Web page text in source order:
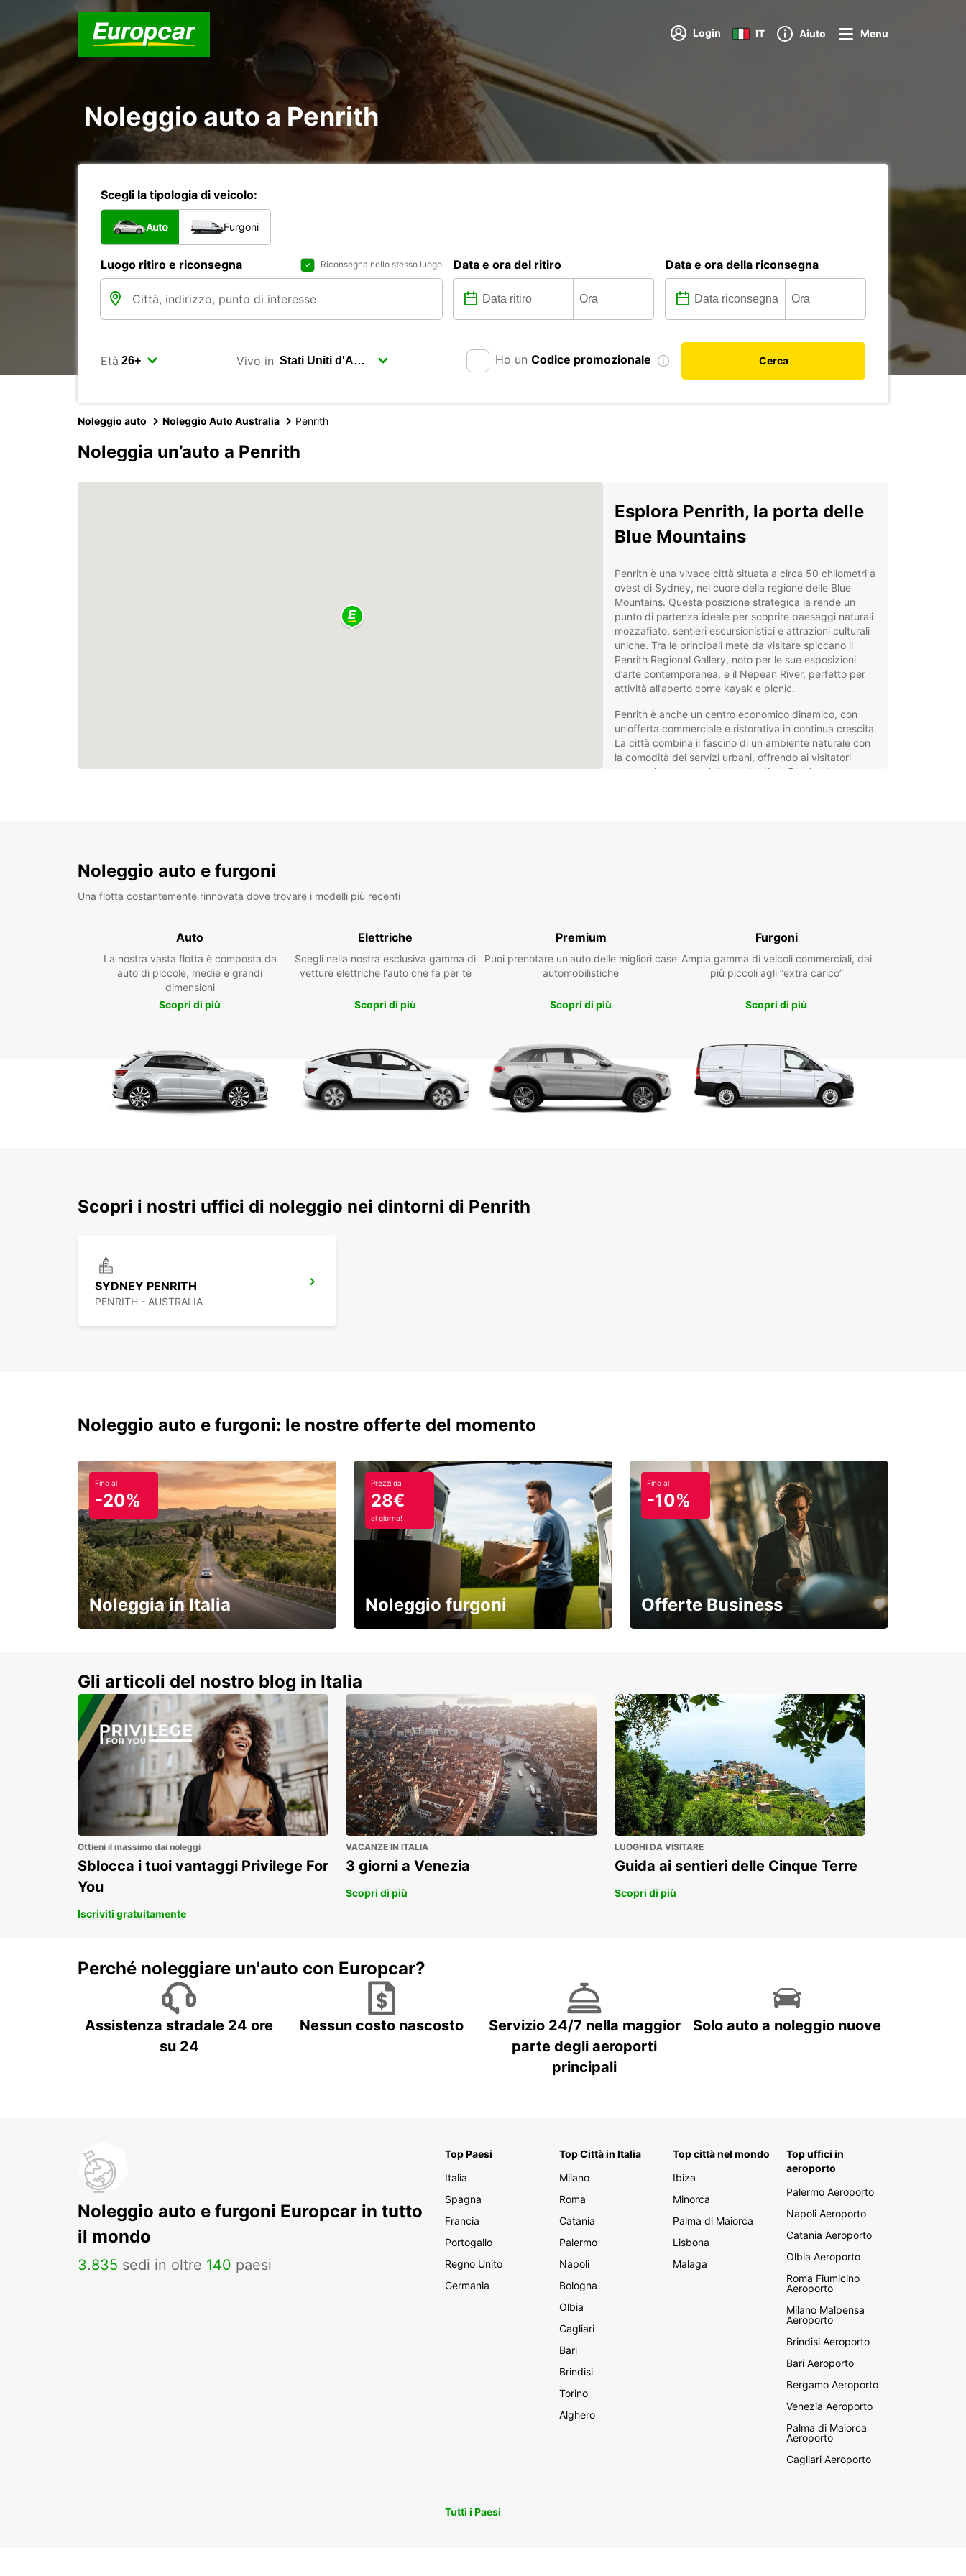
Login IT Aiuto Menu
Noleggio auto a Penrith
Scegli la tipologia di veicolo:
Auto Furgoni
Luogo ritiro e riconsegna Riconsegna nello stesso luogo Data e ora del ritiro Data e ora della riconsegna
Età Vivo in Ho un Codice promozionale Cerca
Noleggio auto Noleggio Auto Australia Penrith
Noleggia un’auto a Penrith
Esplora Penrith, la porta delle
Blue Mountains
Penrith è una vivace città situata a circa 50 chilometri a
ovest di Sydney, nel cuore della regione delle Blue
Mountains. Questa posizione strategica la rende un
punto di partenza ideale per scoprire paesaggi naturali
mozzafiato, sentieri escursionistici e attrazioni culturali
uniche. Tra le principali mete da visitare spiccano il
Penrith Regional Gallery, noto per le sue esposizioni
d’arte contemporanea, e il Nepean River, perfetto per
attività all’aperto come kayak e picnic.
Penrith è anche un centro economico dinamico, con
un’offerta commerciale e ristorativa in continua crescita.
La città combina il fascino di un ambiente naturale con
la comodità dei servizi urbani, offrendo ai visitatori
un’esperienza completa e autentica. Grazie alla sua
comprende un’ampia scelta di marche e modelli, dai
lusso, sportive e minivan. Potrai scegliere tra veicoli
elettrici, ibridi, con cambio manuale o automatico,
ritirare l’auto in diversi punti strategici, come il centro
città, l’aeroporto o la stazione ferroviaria, per iniziare
subito il tuo viaggio senza stress. La prenotazione
online è semplice e veloce, con la possibilità di noleggi
a breve, medio o lungo termine e opzioni di noleggio
Noleggio auto e furgoni
Una flotta costantemente rinnovata dove trovare i modelli più recenti
Auto
La nostra vasta flotta è composta da
auto di piccole, medie e grandi
dimensioni
Scopri di più
Elettriche
Scegli nella nostra esclusiva gamma di
vetture elettriche l'auto che fa per te
Scopri di più
Premium
Puoi prenotare un'auto delle migliori case
automobilistiche
Scopri di più
Furgoni
Ampia gamma di veicoli commerciali, dai
più piccoli agli “extra carico”
Scopri di più
Scopri i nostri uffici di noleggio nei dintorni di Penrith
SYDNEY PENRITH
PENRITH - AUSTRALIA
Noleggio auto e furgoni: le nostre offerte del momento
Fino al
-20%
Noleggia in Italia
Prezzi da
28€
al giorno!
Noleggio furgoni
Fino al
-10%
Offerte Business
Gli articoli del nostro blog in Italia
Ottieni il massimo dai noleggi
Sblocca i tuoi vantaggi Privilege For
You
Iscriviti gratuitamente
VACANZE IN ITALIA
3 giorni a Venezia
Scopri di più
LUOGHI DA VISITARE
Guida ai sentieri delle Cinque Terre
Scopri di più
Perché noleggiare un'auto con Europcar?
Assistenza stradale 24 ore
su 24
Nessun costo nascosto
Servizio 24/7 nella maggior
parte degli aeroporti
principali
Solo auto a noleggio nuove
Noleggio auto e furgoni Europcar in tutto
il mondo
3.835 sedi in oltre 140 paesi
Top Paesi
Italia
Spagna
Francia
Portogallo
Regno Unito
Germania
Top Città in Italia
Milano
Roma
Catania
Palermo
Napoli
Bologna
Olbia
Cagliari
Bari
Brindisi
Torino
Alghero
Top città nel mondo
Ibiza
Minorca
Palma di Maiorca
Lisbona
Malaga
Top uffici in
aeroporto
Palermo Aeroporto
Napoli Aeroporto
Catania Aeroporto
Olbia Aeroporto
Roma Fiumicino
Aeroporto
Milano Malpensa
Aeroporto
Brindisi Aeroporto
Bari Aeroporto
Bergamo Aeroporto
Venezia Aeroporto
Palma di Maiorca
Aeroporto
Cagliari Aeroporto
Tutti i Paesi